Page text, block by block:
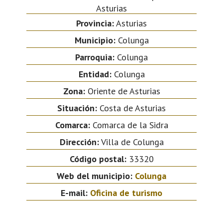
Asturias
Provincia:Asturias
Municipio:Colunga
Parroquia: Colunga
Entidad:Colunga
Zona:Oriente de Asturias
Situación: Costa de Asturias
Comarca:Comarca de la Sidra
Dirección:Villa de Colunga
Código postal:33320
Web del municipio: Colunga
E-mail: Oficina de turismo